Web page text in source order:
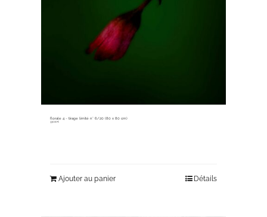
florale 4 ~ tirage limité n° 6/20 (80 x 80 cm)
330,00€
Ajouter au panier Détails